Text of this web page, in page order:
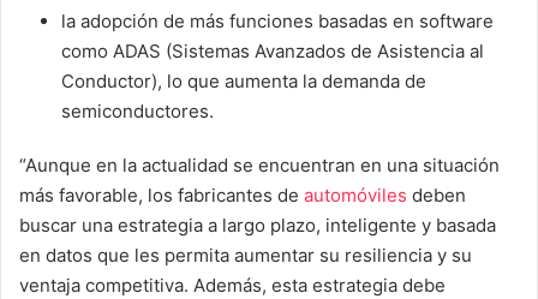
la adopción de más funciones basadas en software
como ADAS (Sistemas Avanzados de Asistencia al
Conductor), lo que aumenta la demanda de
semiconductores.
“Aunque en la actualidad se encuentran en una situación
más favorable, los fabricantes de automóviles deben
buscar una estrategia a largo plazo, inteligente y basada
en datos que les permita aumentar su resiliencia y su
ventaja competitiva. Además, esta estrategia debe